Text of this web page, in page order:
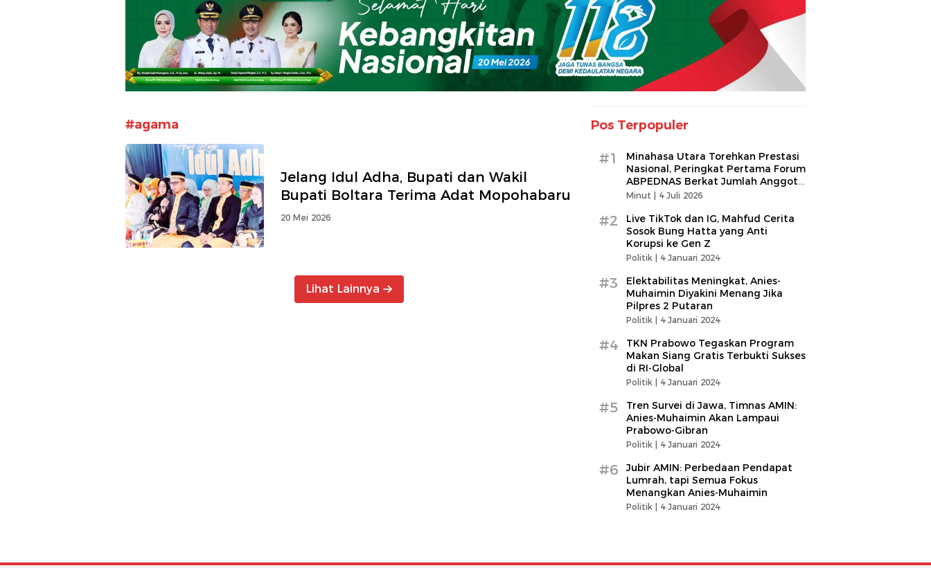
#agama
Jelang Idul Adha, Bupati dan Wakil
Bupati Boltara Terima Adat Mopohabaru
20 Mei 2026
Lihat Lainnya
Pos Terpopuler
#1
Minahasa Utara Torehkan Prestasi
Nasional, Peringkat Pertama Forum
ABPEDNAS Berkat Jumlah Anggota
Terbanyak
Minut | 4 Juli 2026
#2
Live TikTok dan IG, Mahfud Cerita
Sosok Bung Hatta yang Anti
Korupsi ke Gen Z
Politik | 4 Januari 2024
#3
Elektabilitas Meningkat, Anies-
Muhaimin Diyakini Menang Jika
Pilpres 2 Putaran
Politik | 4 Januari 2024
#4
TKN Prabowo Tegaskan Program
Makan Siang Gratis Terbukti Sukses
di RI-Global
Politik | 4 Januari 2024
#5
Tren Survei di Jawa, Timnas AMIN:
Anies-Muhaimin Akan Lampaui
Prabowo-Gibran
Politik | 4 Januari 2024
#6
Jubir AMIN: Perbedaan Pendapat
Lumrah, tapi Semua Fokus
Menangkan Anies-Muhaimin
Politik | 4 Januari 2024